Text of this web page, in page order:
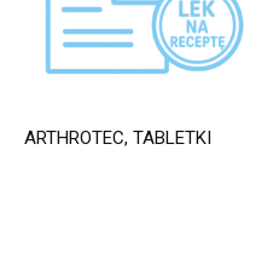
ARTHROTEC, TABLETKI